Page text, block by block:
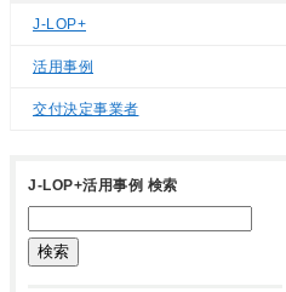
J-LOP+
活用事例
交付決定事業者
J-LOP+活用事例 検索